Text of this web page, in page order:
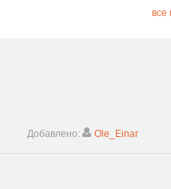
все
Добавлено: Ole_Einar